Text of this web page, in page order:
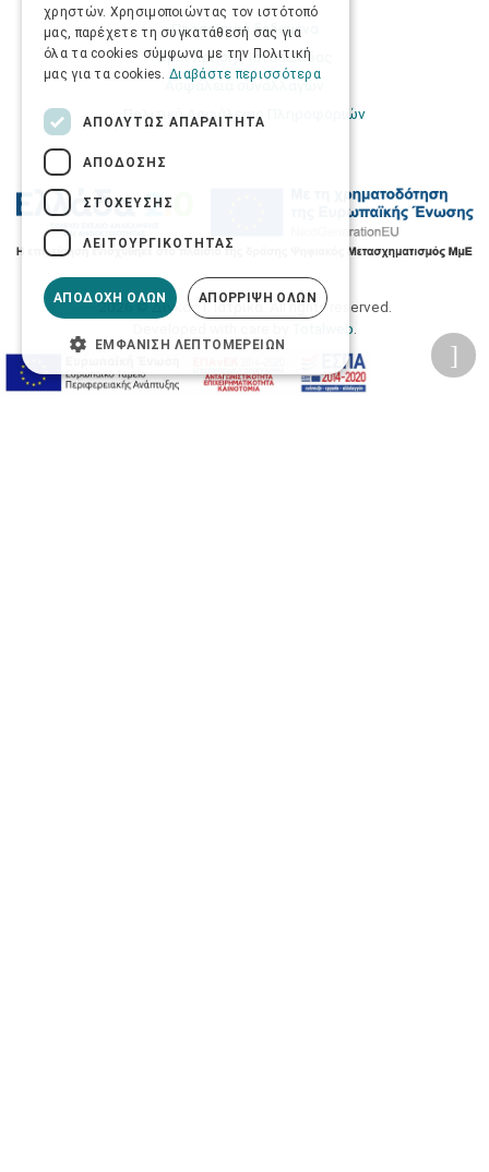
Προσωπικά δεδομένα
Όροι Χρήσης Ιστοσελίδας
Ασφάλεια συναλλαγών
Πολιτική Ασφάλειας Πληροφοριών
2026 © Δίγκας Γ. Ιατρικά. All rights reserved.
Totalweb.
χρηστών. Χρησιμοποιώντας τον ιστότοπό
μας, παρέχετε τη συγκατάθεσή σας για
όλα τα cookies σύμφωνα με την Πολιτική
μας για τα cookies. Διαβάστε περισσότερα
ΑΠΟΛΎΤΩΣ ΑΠΑΡΑΊΤΗΤΑ
ΑΠΌΔΟΣΗΣ
ΣΤΌΧΕΥΣΗΣ
ΛΕΙΤΟΥΡΓΙΚΌΤΗΤΑΣ
ΑΠΟΔΟΧΉ ΌΛΩΝ ΑΠΌΡΡΙΨΗ ΌΛΩΝ
ΕΜΦΆΝΙΣΗ ΛΕΠΤΟΜΕΡΕΙΏΝ